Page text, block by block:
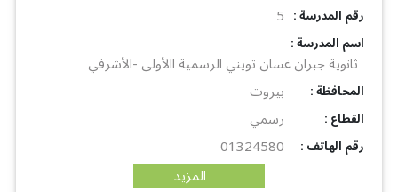
: رقم المدرسة 5
: اسم المدرسة
ثانوية جبران غسان تويني الرسمية االأولى -الأشرفي
: المحافظة بيروت
: القطاع رسمي
: رقم الهاتف
01324580
المزيد